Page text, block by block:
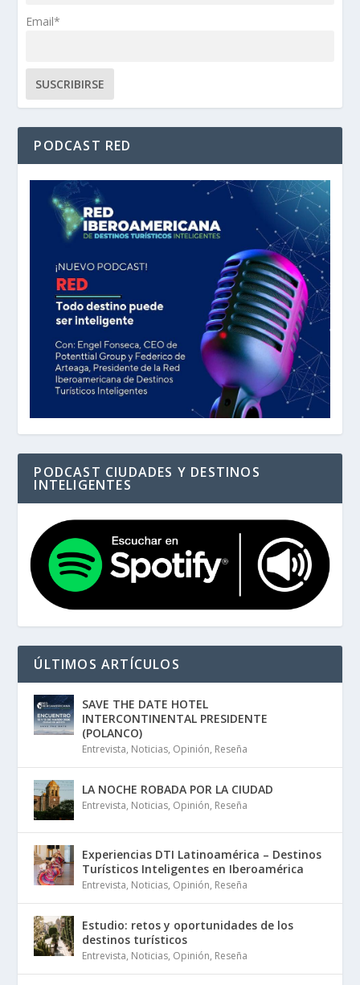
Email*
PODCAST RED
PODCAST CIUDADES Y DESTINOS
INTELIGENTES
ÚLTIMOS ARTÍCULOS
SAVE THE DATE HOTEL
INTERCONTINENTAL PRESIDENTE
(POLANCO)
Entrevista, Noticias, Opinión, Reseña
LA NOCHE ROBADA POR LA CIUDAD
Entrevista, Noticias, Opinión, Reseña
Experiencias DTI Latinoamérica – Destinos
Turísticos Inteligentes en Iberoamérica
Entrevista, Noticias, Opinión, Reseña
Estudio: retos y oportunidades de los
destinos turísticos
Entrevista, Noticias, Opinión, Reseña